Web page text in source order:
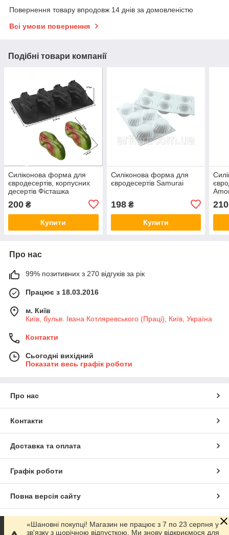
Повернення товару впродовж 14 днів за домовленістю
Всі умови повернення
Подібні товари компанії
Силіконова форма для
євродесертів, корпусних
десертів Фісташка
200 ₴
Купити
Силіконова форма для
євродесертів Samurai
198₴
Купити
210
Про нас
99% позитивних з 270 відгуків за рік
Працює з 18.03.2016
м. Київ
Київ, бульв. Івана Котляревського (Праці), Київ, Україна
Контакти
Сьогодні вихідний
Показати весь графік роботи
Про нас
Контакти
Доставка та оплата
Графік роботи
Повна версія сайту
Сайт створено на маркетплейсі
«Шановні покупці! Магазин не працює з 7 по 23 серпня у
зв'язку з щорічною відпусткою. Ми знову відкриємося для